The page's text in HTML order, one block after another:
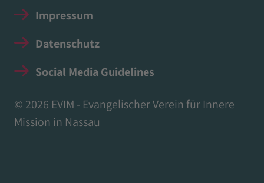
Impressum
Datenschutz
Social Media Guidelines
© 2026 EVIM - Evangelischer Verein für Innere
Mission in Nassau